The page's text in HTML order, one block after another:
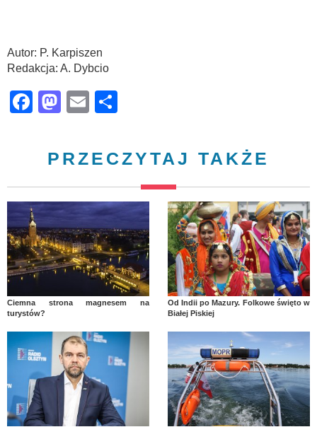
Autor: P. Karpiszen
Redakcja: A. Dybcio
Facebook
Mastodon
Email
PRZECZYTAJ TAKŻE
Ciemna strona magnesem na
turystów?
Od Indii po Mazury. Folkowe święto w
Białej Piskiej